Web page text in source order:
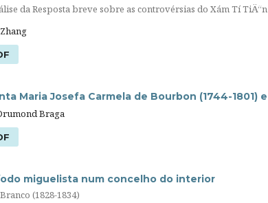
da Resposta breve sobre as controvérsias do Xám Tí
Maria Josefa Carmela de Bourbon (1744-1801)
Braga
miguelista num concelho do interior
(1828-1834)